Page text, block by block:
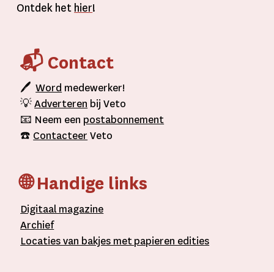
Ontdek het hier!
📬 Contact
🖊Word medewerker!
💡Adverteren bij Veto
📧 Neem een postabonnement
☎️ Contacteer Veto
🌐 Handige links
Digitaal magazine
Archief
Locaties van bakjes metpapieren edities